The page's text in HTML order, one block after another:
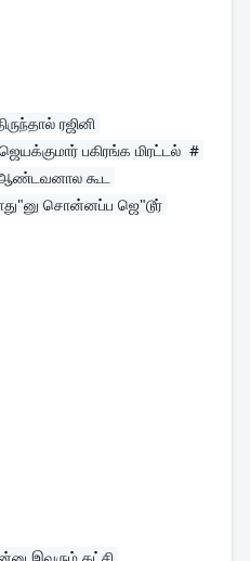
ரஜினி
பகிரங்க மிரட்டல்  #
கூட
சொன்னப்ப ஜெ"டூர்
இவரும் கட்சி